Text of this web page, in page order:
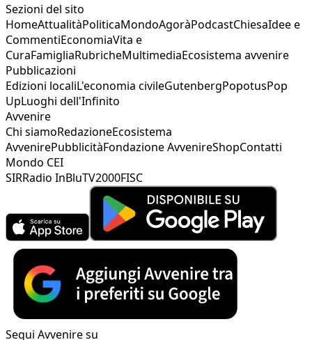
Sezioni del sito
HomeAttualitàPoliticaMondoAgoràPodcastChiesaIdee e
CommentiEconomiaVita e
CuraFamigliaRubricheMultimediaEcosistema avvenire
Pubblicazioni
Edizioni localiL'economia civileGutenbergPopotusPop
UpLuoghi dell'Infinito
Avvenire
Chi siamoRedazioneEcosistema
AvvenirePubblicitàFondazione AvvenireShopContatti
Mondo CEI
SIRRadio InBluTV2000FISC
Segui Avvenire su